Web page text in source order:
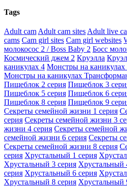
Tags
Adult cam Adult cam sites Adult live
cams Cam girl sites Cam girl websites
молокосос 2 / Boss Baby 2 Босс
Космический джем 2 Круэлла
каникулах 4 Монстры на
Монстры на каникулах
Пищеблок 2 серия Пищеблок 3
Пищеблок 5 серия Пищеблок 6
Пищеблок 8 серия Пищеблок 9
Секреты семейной жизни 1 серия
серия Секреты семейной жизни 3
жизни 4 серия Секреты семейной
семейной жизни 6 серия Секреты
Секреты семейной жизни 8 серия
серия Хрустальный 1 серия
Хрустальный 3 серия Хрустальный
серия Хрустальный 6 серия
Хрустальный 8 серия Хрустальный